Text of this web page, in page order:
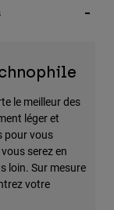
le meilleur des
léger et
pour vous
serez en
loin. Sur mesure
votre